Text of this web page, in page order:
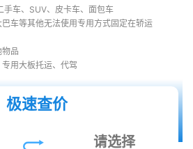
手车、SUV、皮卡车、面包车
车等其他无法使用专用方式固定在轿运
品
用大板托运、代驾
极速查价